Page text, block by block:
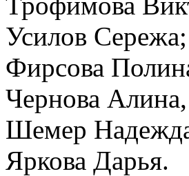
Усилов Сережа;
Фирсова
Чернова
Шемер
Яркова Дарья.